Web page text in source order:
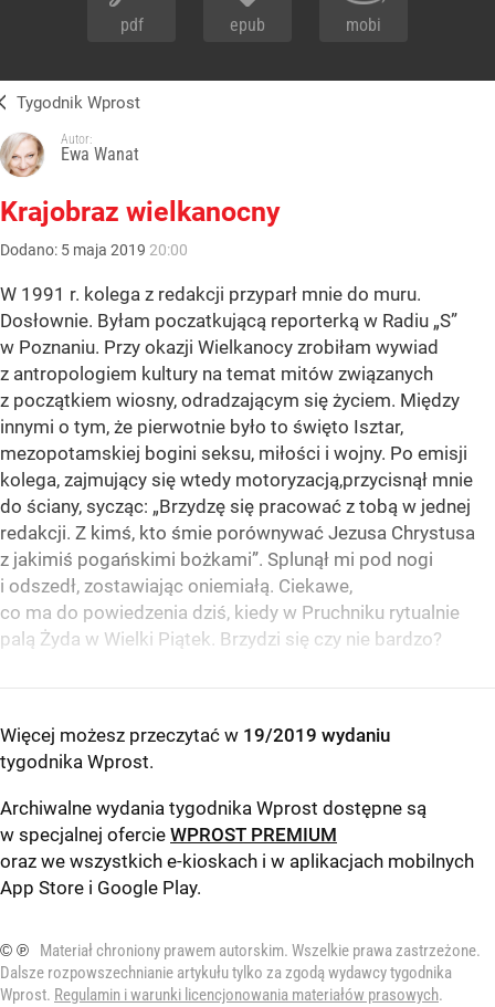
pdf epub mobi
Tygodnik Wprost
Autor:
Ewa Wanat
Krajobraz wielkanocny
Dodano: 5 maja 2019 20:00
W 1991 r. kolega z redakcji przyparł mnie do muru.
Dosłownie. Byłam poczatkującą reporterką w Radiu „S”
w Poznaniu. Przy okazji Wielkanocy zrobiłam wywiad
z antropologiem kultury na temat mitów związanych
z początkiem wiosny, odradzającym się życiem. Między
innymi o tym, że pierwotnie było to święto Isztar,
mezopotamskiej bogini seksu, miłości i wojny. Po emisji
kolega, zajmujący się wtedy motoryzacją,przycisnął mnie
do ściany, sycząc: „Brzydzę się pracować z tobą w jednej
redakcji. Z kimś, kto śmie porównywać Jezusa Chrystusa
z jakimiś pogańskimi bożkami”. Splunął mi pod nogi
i odszedł, zostawiając oniemiałą. Ciekawe,
co ma do powiedzenia dziś, kiedy w Pruchniku rytualnie
palą Żyda w Wielki Piątek. Brzydzi się czy nie bardzo?
Więcej możesz przeczytać w 19/2019 wydaniu
tygodnika Wprost.
Archiwalne wydania tygodnika Wprost dostępne są
w specjalnej ofercie WPROST PREMIUM
oraz we wszystkich e-kioskach i w aplikacjach mobilnych
App Store i Google Play.
© ℗
Materiał chroniony prawem autorskim. Wszelkie prawa zastrzeżone.
Dalsze rozpowszechnianie artykułu tylko za zgodą wydawcy tygodnika
Wprost. Regulamin i warunki licencjonowania materiałów prasowych.